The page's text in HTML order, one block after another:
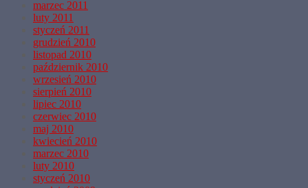
marzec 2011
luty 2011
styczeń 2011
grudzień 2010
listopad 2010
październik 2010
wrzesień 2010
sierpień 2010
lipiec 2010
czerwiec 2010
maj 2010
kwiecień 2010
marzec 2010
luty 2010
styczeń 2010